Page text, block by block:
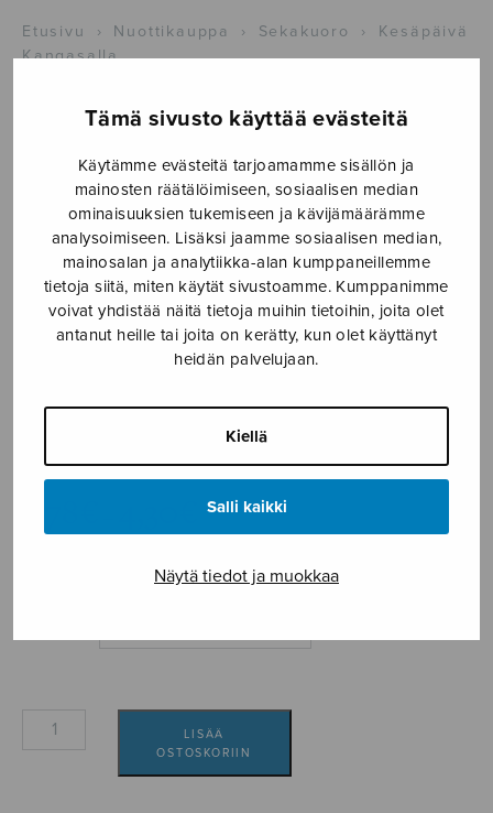
Tämä sivusto käyttää evästeitä
Käytämme evästeitä tarjoamamme sisällön ja
mainosten räätälöimiseen, sosiaalisen median
ominaisuuksien tukemiseen ja kävijämäärämme
analysoimiseen. Lisäksi jaamme sosiaalisen median,
mainosalan ja analytiikka-alan kumppaneillemme
tietoja siitä, miten käytät sivustoamme. Kumppanimme
voivat yhdistää näitä tietoja muihin tietoihin, joita olet
antanut heille tai joita on kerätty, kun olet käyttänyt
heidän palvelujaan.
Kiellä
Salli kaikki
Näytä tiedot ja muokkaa
Etusivu › Nuottikauppa › Sekakuoro ›
Kesäpäivä
Kangasalla
Kesäpäivä
Kangasalla
Hintaluokka:
4,30€
Kesäpäivä
LISÄÄ
OSTOSKORIIN